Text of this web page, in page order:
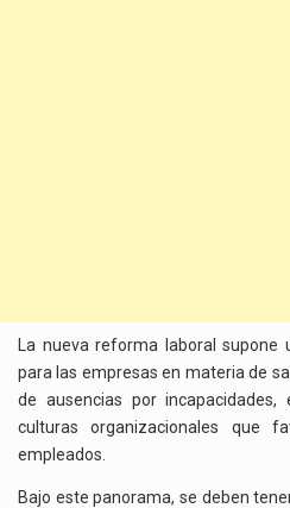
La nueva reforma laboral
para las empresas en materia de
de ausencias por
culturas organizacionales que
empleados.
Bajo este panorama, se deben